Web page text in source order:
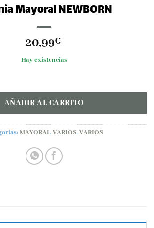
Mayoral NEWBORN
20,99€
Hay existencias
AÑADIR AL CARRITO
MAYORAL,VARIOS,VARIOS